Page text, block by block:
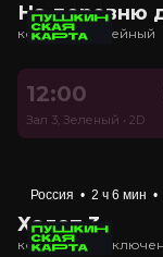
На деревню
комедия, семейный
12:00
Зал 3, Зеленый • 2D
Россия • 2 ч 6 мин •
Холоп 3
комедия,